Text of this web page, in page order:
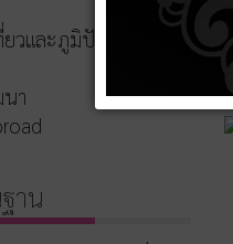
ยวและภูมิปัญญาท้อง
า
าน